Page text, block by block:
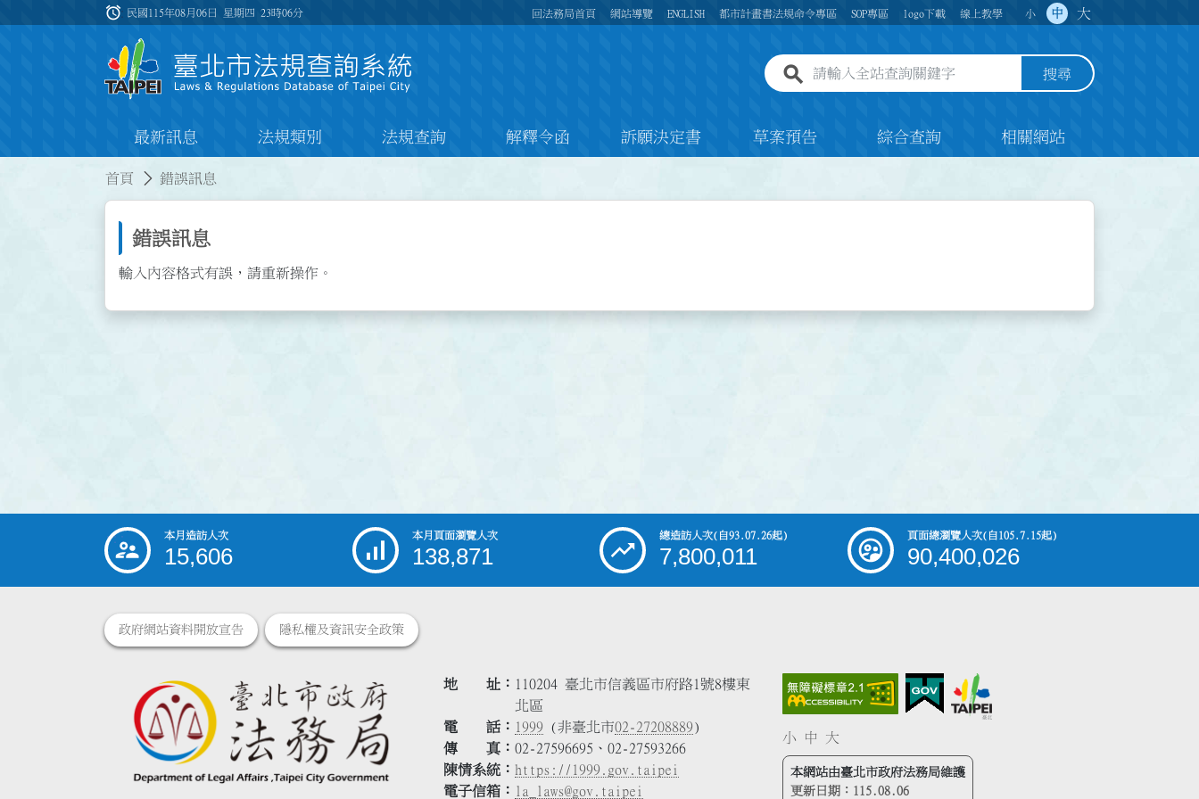
:::
alarm 民國115年08月06日 星期四23時06分 回法務局首頁 網站導覽 ENGLISH 都市計畫書法規命令專區 SOP專區 logo下載 線上教學 小 中 大
全站查詢關鍵字欄位 搜尋
最新訊息 法規類別 法規查詢 解釋令函 訴願決定書 草案預告 綜合查詢 相關網站
首頁 錯誤訊息
錯誤訊息
輸入內容格式有誤，請重新操作。
::: 本月造訪人次
15,606
本月頁面瀏覽人次
138,871
總造訪人次(自93.07.26起)
7,800,011
頁面總瀏覽人次(自105.7.15起)
90,400,026
政府網站資料開放宣告 隱私權及資訊安全政策
地 址
110204 臺北市信義區市府路1號8樓東
北區
電 話
1999 (非臺北市02-27208889)
傳 真
02-27596695、02-27593266
陳情系統
https://1999.gov.taipei
電子信箱
la_laws@gov.taipei
小 中 大
本網站由臺北市政府法務局維護
更新日期： 115.08.06